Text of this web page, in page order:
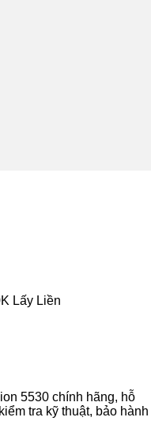
Lấy Liền
5530 chính hãng, hỗ
tra kỹ thuật, bảo hành